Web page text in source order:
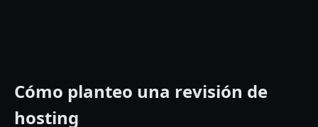
Cómo planteo una revisión de
hosting